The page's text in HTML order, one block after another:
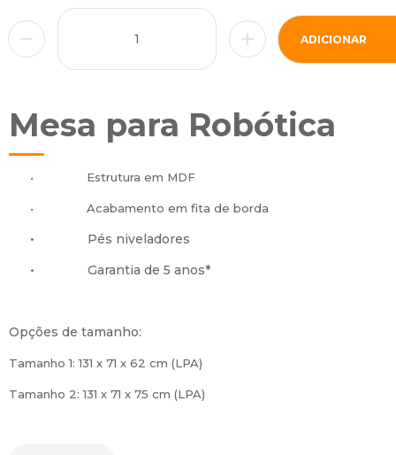
Mesa para Robótica
• Estrutura em MDF
• Acabamento em fita de borda
•
Pés niveladores
•
Garantia de 5 anos*
Opções de tamanho:
Tamanho 1: 131 x 71 x 62 cm (LPA)
Tamanho 2: 131 x 71 x 75 cm (LPA)
ADICIONAR